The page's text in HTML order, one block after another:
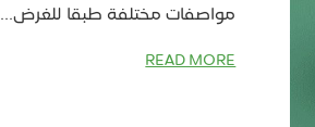
مواصفات مختلفة طبقا للغرض...
READ MORE